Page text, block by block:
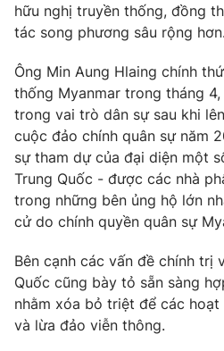
VTV Sức khoẻ Bất
Thị trường 24h
VTV4
VTV9
Liên hệ tòa soạn
THỜI BÁO VTV
hữu nghị truyền thống, đồng
tác song phương sâu rộng hơn.
Ông Min Aung Hlaing chính
thống Myanmar trong tháng
trong vai trò dân sự sau khi
cuộc đảo chính quân sự năm
sự tham dự của đại diện một
Trung Quốc - được các nhà
trong những bên ủng hộ lớn
cử do chính quyền quân sự
Bên cạnh các vấn đề chính trị
Quốc cũng bày tỏ sẵn sàng
nhằm xóa bỏ triệt để các
và lừa đảo viễn thông.